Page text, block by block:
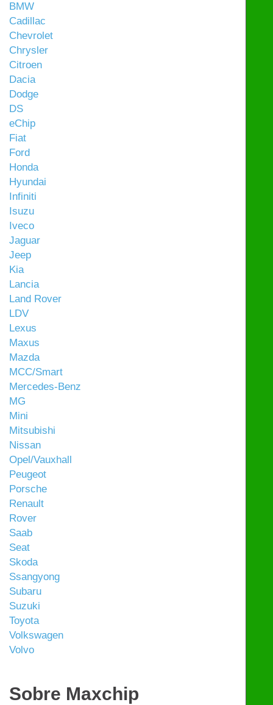
BMW
Cadillac
Chevrolet
Chrysler
Citroen
Dacia
Dodge
DS
eChip
Fiat
Ford
Honda
Hyundai
Infiniti
Isuzu
Iveco
Jaguar
Jeep
Kia
Lancia
Land Rover
LDV
Lexus
Maxus
Mazda
MCC/Smart
Mercedes-Benz
MG
Mini
Mitsubishi
Nissan
Opel/Vauxhall
Peugeot
Porsche
Renault
Rover
Saab
Seat
Skoda
Ssangyong
Subaru
Suzuki
Toyota
Volkswagen
Volvo
Sobre Maxchip